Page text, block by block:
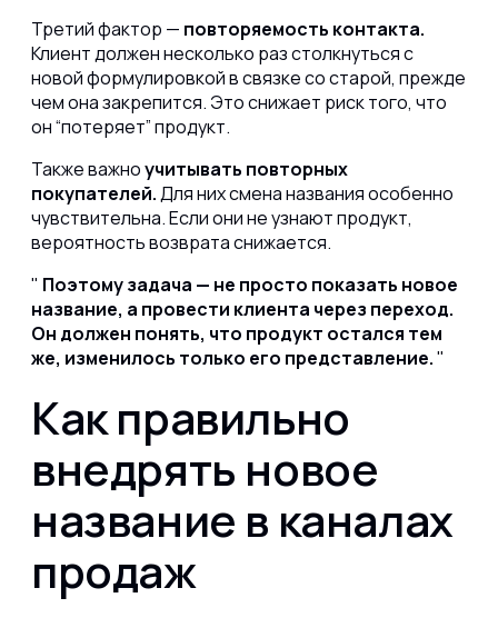
Третий фактор — повторяемость контакта.
Клиент должен несколько раз столкнуться с
новой формулировкой в связке со старой, прежде
чем она закрепится. Это снижает риск того, что
он “потеряет” продукт.
Также важноучитывать повторных
покупателей.Для них смена названия особенно
чувствительна. Если они не узнают продукт,
вероятность возврата снижается.
Поэтому задача — не просто показать новое
название, а провести клиента через переход.
Он должен понять, что продукт остался тем
же, изменилось только его представление.
Как правильно
внедрять новое
название в каналах
продаж